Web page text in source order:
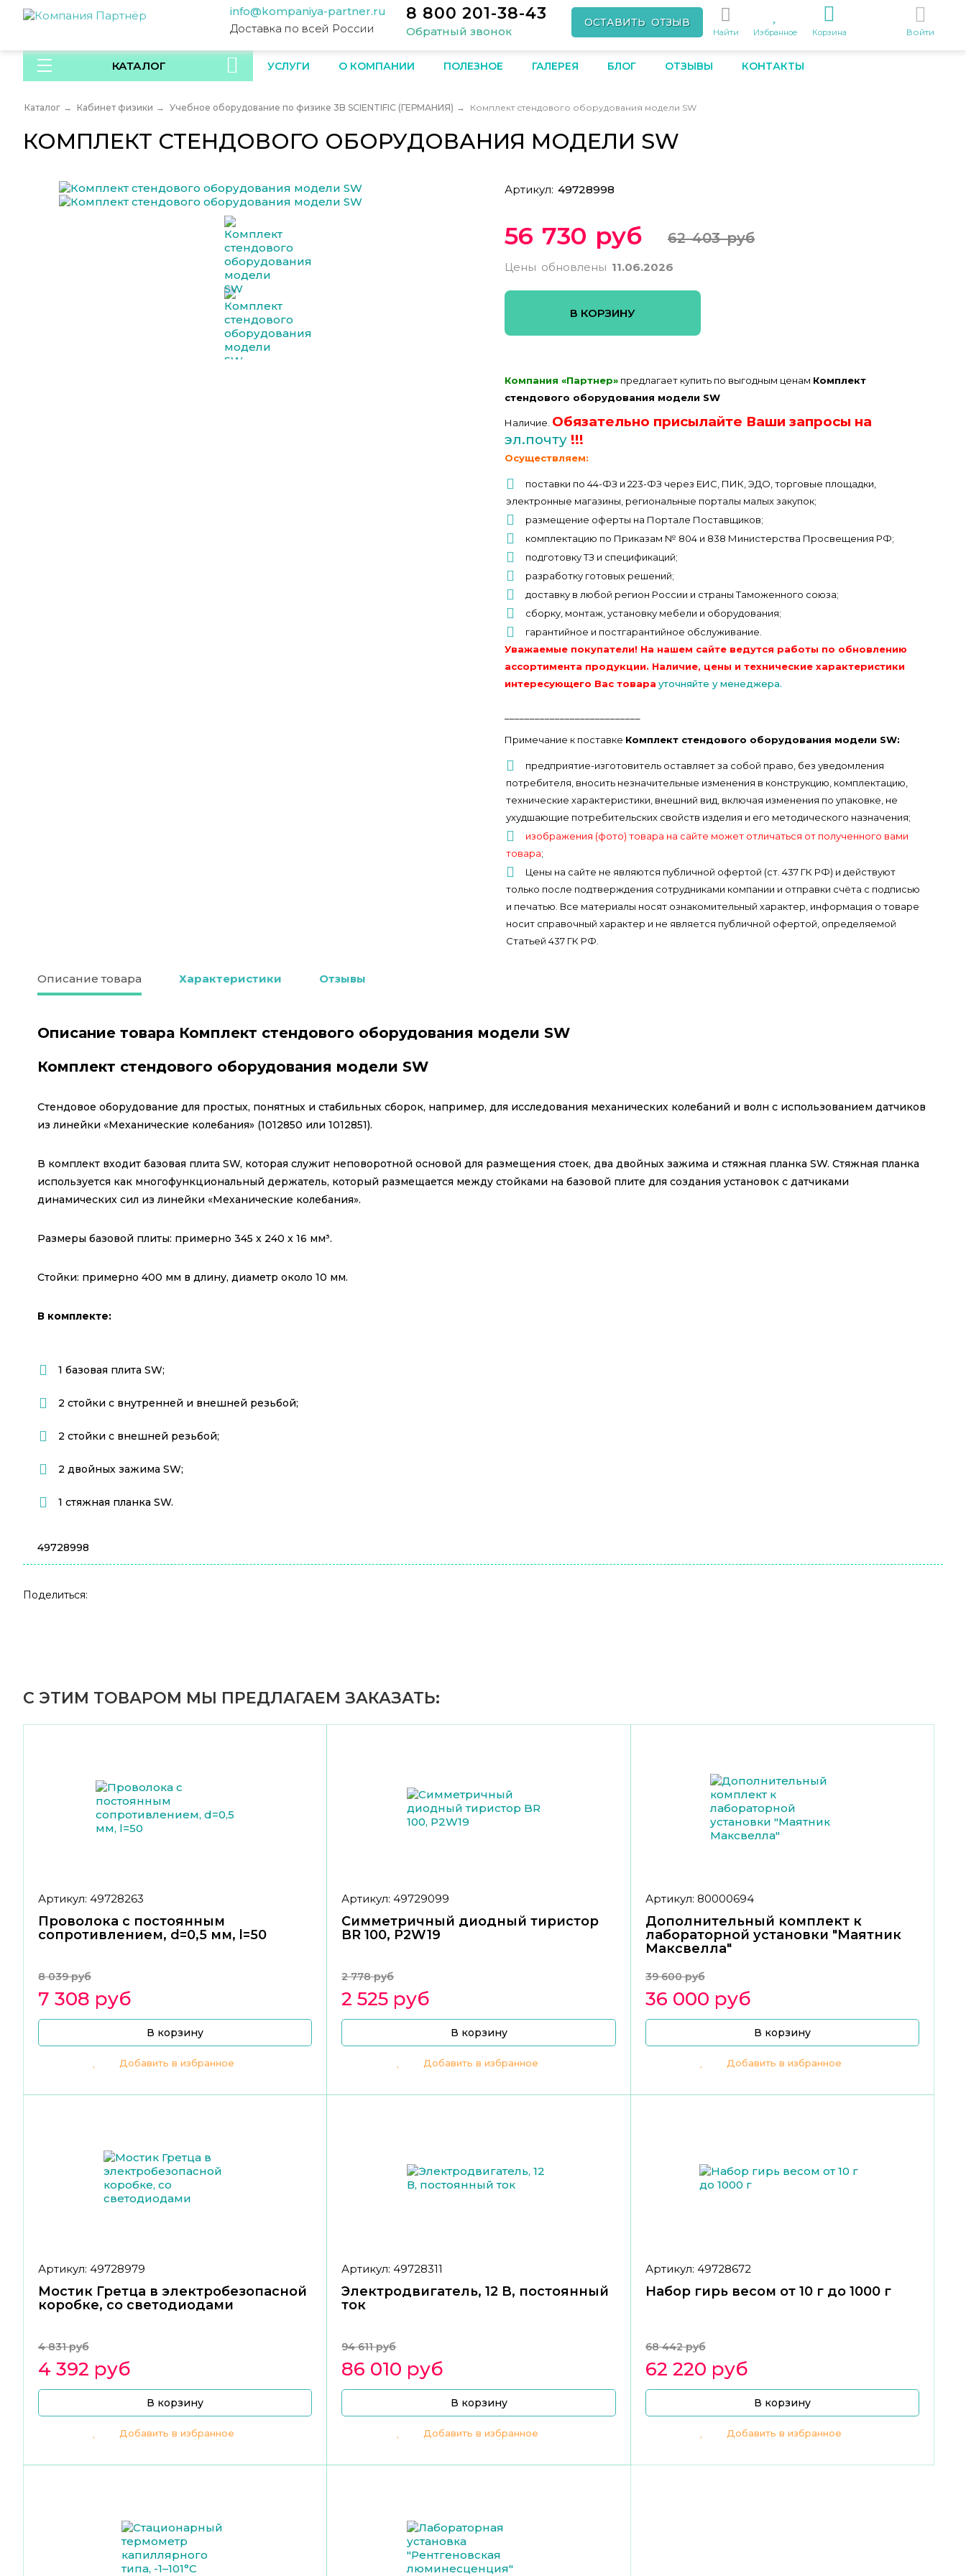
info@kompaniya-partner.ru
Доставка по всей России
8 800 201-38-43
Обратный звонок
ОСТАВИТЬ ОТЗЫВ
Найти Избранное Корзина Войти
КАТАЛОГ УСЛУГИ О КОМПАНИИ ПОЛЕЗНОЕ ГАЛЕРЕЯ БЛОГ ОТЗЫВЫ КОНТАКТЫ
Каталог → Кабинет физики → Учебное оборудование по физике 3B SCIENTIFIC (ГЕРМАНИЯ) → Комплект стендового оборудования модели SW
КОМПЛЕКТ СТЕНДОВОГО ОБОРУДОВАНИЯ МОДЕЛИ SW
Артикул: 49728998
56 730 руб 62 403 руб
Цены обновлены 11.06.2026
В КОРЗИНУ
Компания «Партнер» предлагает купить по выгодным ценам Комплект
стендового оборудования модели SW
Наличие. Обязательно присылайте Ваши запросы на
эл.почту !!!
Осуществляем:
поставки по 44-ФЗ и 223-ФЗ через ЕИС, ПИК, ЭДО, торговые площадки,
электронные магазины, региональные порталы малых закупок;
размещение оферты на Портале Поставщиков;
комплектацию по Приказам № 804 и 838 Министерства Просвещения РФ;
подготовку ТЗ и спецификаций;
разработку готовых решений;
доставку в любой регион России и страны Таможенного союза;
сборку, монтаж, установку мебели и оборудования;
гарантийное и постгарантийное обслуживание.
Уважаемые покупатели! На нашем сайте ведутся работы по обновлению
ассортимента продукции. Наличие, цены и технические характеристики
интересующего Вас товара уточняйте у менеджера.
Примечание к поставке Комплект стендового оборудования модели SW:
предприятие-изготовитель оставляет за собой право, без уведомления
потребителя, вносить незначительные изменения в конструкцию, комплектацию,
технические характеристики, внешний вид, включая изменения по упаковке, не
ухудшающие потребительских свойств изделия и его методического назначения;
изображения (фото) товара на сайте может отличаться от полученного вами
товара;
Цены на сайте не являются публичной офертой (ст. 437 ГК РФ) и действуют
только после подтверждения сотрудниками компании и отправки счёта с подписью
и печатью. Все материалы носят ознакомительный характер, информация о товаре
носит справочный характер и не является публичной офертой, определяемой
Статьей 437 ГК РФ.
Описание товара Характеристики Отзывы
Описание товара Комплект стендового оборудования модели SW
Комплект стендового оборудования модели SW
Стендовое оборудование для простых, понятных и стабильных сборок, например, для исследования механических колебаний и волн с использованием датчиков
из линейки «Механические колебания» (1012850 или 1012851).
В комплект входит базовая плита SW, которая служит неповоротной основой для размещения стоек, два двойных зажима и стяжная планка SW. Стяжная планка
используется как многофункциональный держатель, который размещается между стойками на базовой плите для создания установок с датчиками
динамических сил из линейки «Механические колебания».
Размеры базовой плиты: примерно 345 x 240 x 16 мм³.
Стойки: примерно 400 мм в длину, диаметр около 10 мм.
В комплекте:
1 базовая плита SW;
2 стойки с внутренней и внешней резьбой;
2 стойки с внешней резьбой;
2 двойных зажима SW;
1 стяжная планка SW.
49728998
Поделиться:
С ЭТИМ ТОВАРОМ МЫ ПРЕДЛАГАЕМ ЗАКАЗАТЬ:
Артикул: 49728263
Проволока с постоянным
сопротивлением, d=0,5 мм, l=50
8 039 руб
7 308 руб
В корзину
Добавить в избранное
Артикул: 49729099
Симметричный диодный тиристор
BR 100, P2W19
2 778 руб
2 525 руб
В корзину
Добавить в избранное
Артикул: 80000694
Дополнительный комплект к
лабораторной установки "Маятник
Максвелла"
39 600 руб
36 000 руб
В корзину
Добавить в избранное
Артикул: 49728979
Мостик Гретца в электробезопасной
коробке, со светодиодами
4 831 руб
4 392 руб
В корзину
Добавить в избранное
Артикул: 49728311
Электродвигатель, 12 В, постоянный
ток
94 611 руб
86 010 руб
В корзину
Добавить в избранное
Артикул: 49728672
Набор гирь весом от 10 г до 1000 г
68 442 руб
62 220 руб
В корзину
Добавить в избранное